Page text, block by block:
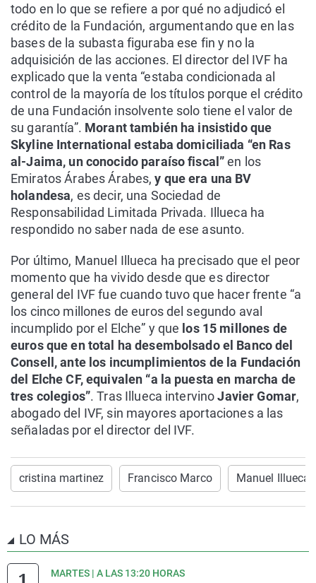
todo en lo que se refiere a por qué no adjudicó el
crédito de la Fundación, argumentando que en las
bases de la subasta figuraba ese fin y no la
adquisición de las acciones. El director del IVF ha
explicado que la venta “estaba condicionada al
control de la mayoría de los títulos porque el crédito
de una Fundación insolvente solo tiene el valor de
su garantía”. Morant también ha insistido que
Skyline International estaba domiciliada “en Ras
al-Jaima, un conocido paraíso fiscal”en los
Emiratos Árabes Árabes,y que era una BV
holandesa, es decir, una Sociedad de
Responsabilidad Limitada Privada. Illueca ha
respondido no saber nada de ese asunto.
Por último, Manuel Illueca ha precisado que el peor
momento que ha vivido desde que es director
general del IVF fue cuando tuvo que hacer frente “a
los cinco millones de euros del segundo aval
incumplido por el Elche” y que los 15 millones de
euros que en total ha desembolsado el Banco del
Consell, ante los incumplimientos de la Fundación
del Elche CF, equivalen “a la puesta en marcha de
tres colegios”. Tras Illueca intervinoJavier Gomar,
abogado del IVF, sin mayores aportaciones a las
señaladas por el director del IVF.
cristina martinez Francisco Marco Manuel Illueca
LO MÁS
MARTES | A LAS 13:20 HORAS